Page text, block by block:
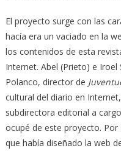
El proyecto surge con las
hacía era un vaciado en la
los contenidos de esta
Internet. Abel (Prieto) e Iroel
Polanco, director de
cultural del diario en
subdirectora editorial a
ocupé de este proyecto.
que había diseñado la web